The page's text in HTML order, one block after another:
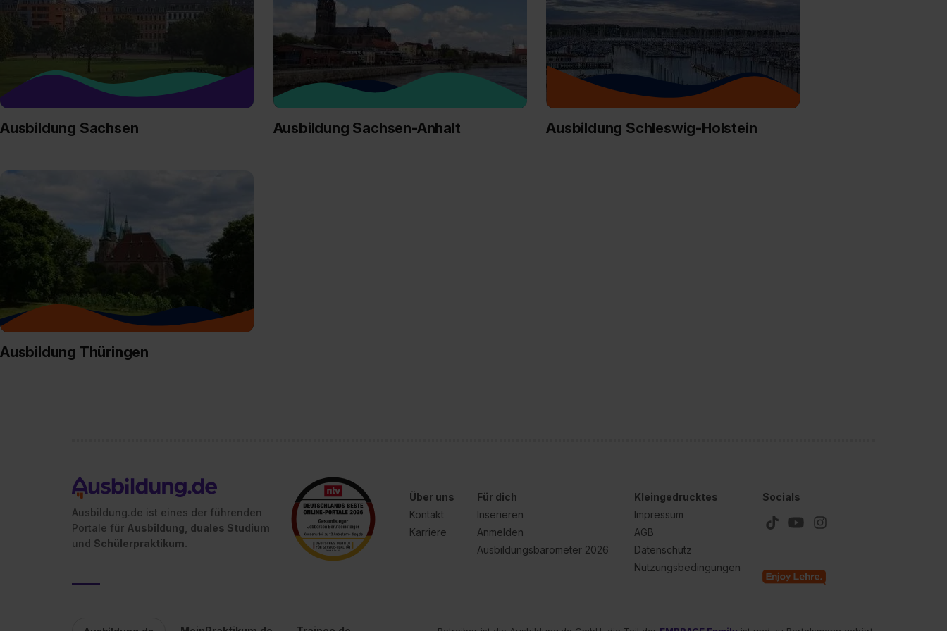
verfügen über kein angemessenes Datenschutzniveau (EuGH – Schrems II). Du kannst die von dir erteilte Einwilligung
jederzeit mit Wirkung für die Zukunft ganz oder teilweise über unsere Datenschutzerklärung unter dem Punkt
„Datenschutz-Einstellungen“ widerrufen. Weitere Informationen zu den einzelnen Cookies findest du durch Klick auf
„Details zeigen“. Weitere Informationen:Datenschutzerklärung,Impressum.
Ausbildung Sachsen Ausbildung Sachsen-Anhalt Ausbildung Schleswig-Holstein
Ausbildung Thüringen
Ausbildung.de ist eines der führenden
Portale für Ausbildung, duales Studium
und Schülerpraktikum.
Über uns
Kontakt
Karriere
Für dich
Inserieren
Anmelden
Ausbildungsbarometer 2026
Kleingedrucktes
Impressum
AGB
Datenschutz
Nutzungsbedingungen
Socials